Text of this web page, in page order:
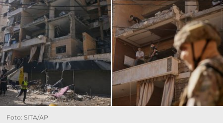
Foto: SITA/AP